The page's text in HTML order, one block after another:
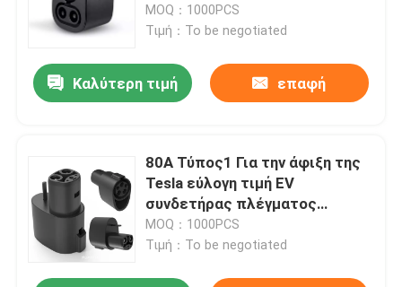
προσαρμογέα φόρτισης Tesla
MOQ：1000PCS
Τιμή：To be negotiated
Καλύτερη τιμή επαφή
80A Τύπος1 Για την άφιξη της
Tesla εύλογη τιμή EV
συνδετήρας πλέγματος
φόρτισης j1772 πρίζα για
κλειδαριά
MOQ：1000PCS
Τιμή：To be negotiated